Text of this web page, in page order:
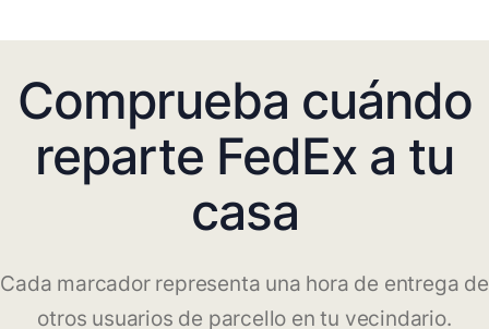
Comprueba cuándo
reparte FedEx a tu
casa
Cada marcador representa una hora de entrega de
otros usuarios de parcello en tu vecindario.